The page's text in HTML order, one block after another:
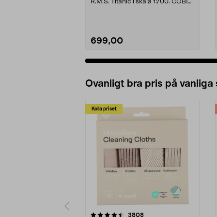
R.M.S. Titanic i skala 1:700. COBI
699,00
Ovanligt bra pris på vanliga
Kolla priset
3808recensioner
4.0av 5 stjärnor